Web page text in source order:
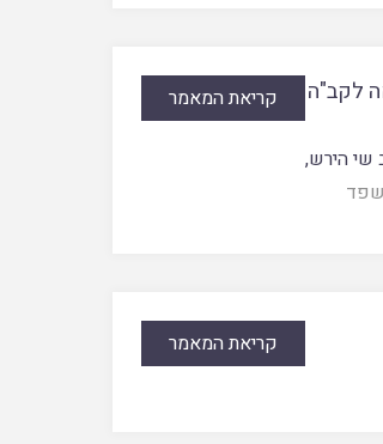
לקב"ה
שי הירש,
קריאת המאמר
קריאת המאמר